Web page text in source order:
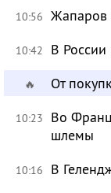
10:56 Жапаров
10:42 В России
🔥 От
10:23
Во
шлемы
10:16 В